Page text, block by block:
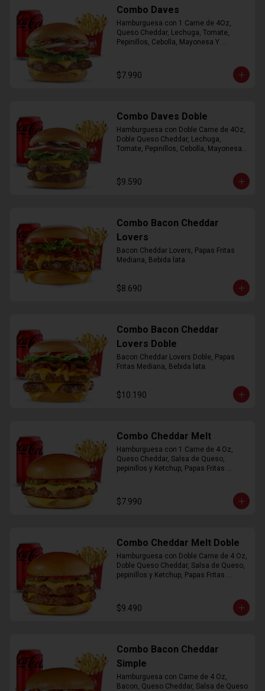
Combo Daves
Hamburguesa con 1 Carne de 4Oz,
Queso Cheddar, Lechuga, Tomate,
Pepinillos, Cebolla, Mayonesa Y
$7.990
Combo Daves Doble
Hamburguesa con Doble Carne de 4Oz,
Doble Queso Cheddar, Lechuga,
Tomate, Pepinillos, Cebolla, Mayonesa y
$9.590
Combo Bacon Cheddar
Lovers
Bacon Cheddar Lovers, Papas Fritas
Mediana, Bebida lata.
$8.690
Combo Bacon Cheddar
Lovers Doble
Bacon Cheddar Lovers Doble, Papas
Fritas Mediana, Bebida lata.
$10.190
Combo Cheddar Melt
Hamburguesa con 1 Carne de 4 Oz,
Queso Cheddar, Salsa de Queso,
pepinillos y Ketchup, Papas Fritas
$7.990
Combo Cheddar Melt Doble
Hamburguesa con Doble Carne de 4 Oz,
Doble Queso Cheddar, Salsa de Queso,
pepinillos y Ketchup, Papas Fritas
$9.490
Combo Bacon Cheddar
Simple
Hamburguesa con Carne de 4 Oz,
Bacon, Queso Cheddar, Salsa de Queso